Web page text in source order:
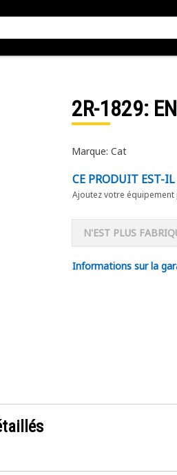
2R-1829:
Marque: Cat
CE PRODUIT EST-
Ajoutez votre
N'EST PLUS
Informations sur la